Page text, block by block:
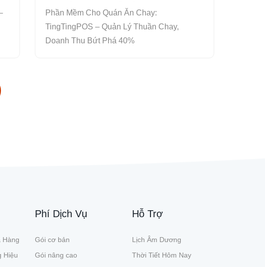
Phần Mềm Cho Quán Ăn Chay:
TingTingPOS – Quản Lý Thuần Chay,
Doanh Thu Bứt Phá 40%
Hàng
Hiệu
Phí Dịch Vụ
Gói cơ bản
Gói nâng cao
Hỗ Trợ
Lịch Âm Dương
Thời Tiết Hôm Nay